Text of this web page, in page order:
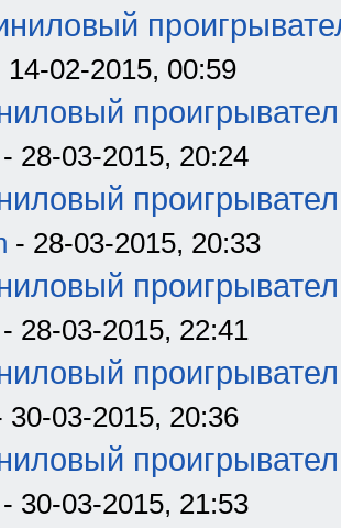
14-02-2015, 00:59
- 28-03-2015, 20:24
- 28-03-2015, 20:33
- 28-03-2015, 22:41
03-2015, 20:36
- 30-03-2015, 21:53